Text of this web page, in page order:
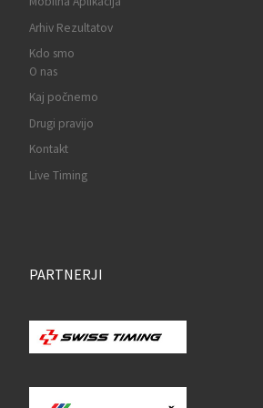
Arhiv Rezultatov
Kdo smo
O nas
Kaj počnemo
Drugi pravijo
Kontakt
Live Timing
PARTNERJI